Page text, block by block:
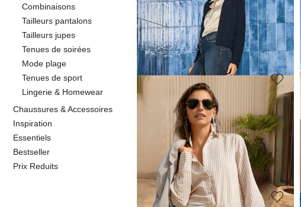
Combinaisons
Tailleurs pantalons
Tailleurs jupes
Tenues de soirées
Mode plage
Tenues de sport
Lingerie & Homewear
Chaussures & Accessoires
Inspiration
Essentiels
Bestseller
Prix Reduits
Blazer court à coupe boxy
129,95 € 229,95 €
+1 Coloris
Meilleur prix sous 30 jours**: 209,95 € (-38%)
MADELEINE
279,95 €
Meilleur prix sous 30 jours**: 179,95 € (-27%)